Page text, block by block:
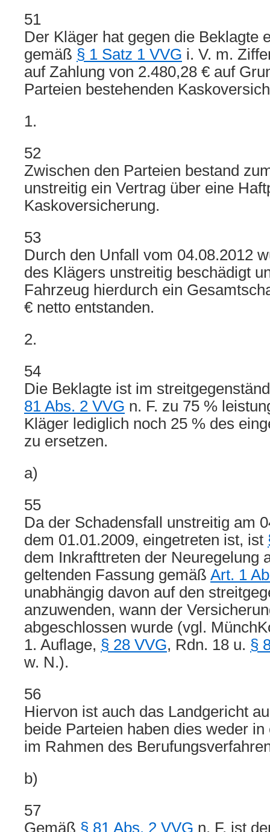
51
Der Kläger hat gegen die Beklagte
gemäß § 1 Satz 1 VVG i. V. m.
auf Zahlung von 2.480,28 € auf
Parteien bestehenden
1.
52
Zwischen den Parteien bestand
unstreitig ein Vertrag über eine
Kaskoversicherung.
53
Durch den Unfall vom 04.08.2012
des Klägers unstreitig beschädigt
Fahrzeug hierdurch ein
€ netto entstanden.
2.
54
Die Beklagte ist im
81 Abs. 2 VVG n. F. zu 75 %
Kläger lediglich noch 25 % des
zu ersetzen.
a)
55
Da der Schadensfall unstreitig am
dem 01.01.2009, eingetreten ist, ist
dem Inkrafttreten der Neuregelung
geltenden Fassung gemäß Art. 1
unabhängig davon auf den
anzuwenden, wann der
abgeschlossen wurde (vgl.
1. Auflage, § 28 VVG, Rdn. 18 u. §
w. N.).
56
Hiervon ist auch das Landgericht
beide Parteien haben dies weder
im Rahmen des
b)
57
Gemäß § 81 Abs. 2 VVG n. F. ist